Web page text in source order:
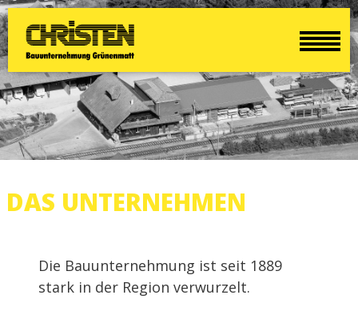
DAS UNTERNEHMEN
Die Bauunternehmung ist seit 1889
stark in der Region verwurzelt.